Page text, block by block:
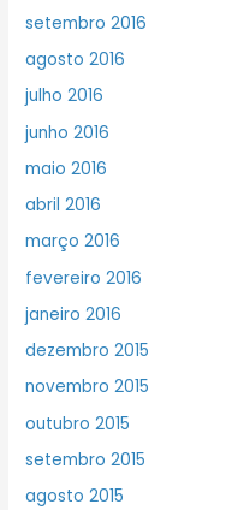
setembro 2016
agosto 2016
julho 2016
junho 2016
maio 2016
abril 2016
março 2016
fevereiro 2016
janeiro 2016
dezembro 2015
novembro 2015
outubro 2015
setembro 2015
agosto 2015